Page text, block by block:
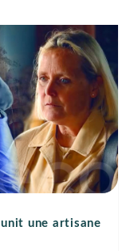
une artisane